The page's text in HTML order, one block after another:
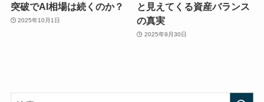
突破でAI相場は続くのか？
2025年10月1日
と見えてくる資産バランス
の真実
2025年9月30日